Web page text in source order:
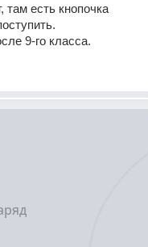
там есть кнопочка
9-го класса.